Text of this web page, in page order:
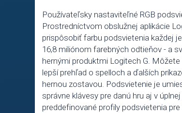
Používateľsky nastaviteľné RGB
Prostredníctvom obslužnej aplikácie
prispôsobiť farbu podsvietenia každej
16,8 miliónom farebných odtieňov - a
hernými produktmi Logitech G.
lepší prehľad o spelloch a ďalších
hernou zostavou. Podsvietenie je
správne klávesy pre danú hru aj v
preddefinované profily podsvietenia